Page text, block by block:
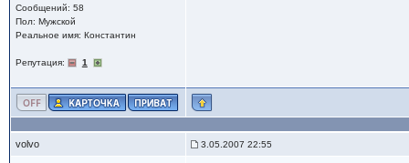
Сообщений: 58
Пол: Мужской
Реальное имя: Константин
Репутация: 1
volvo 3.05.2007 22:55